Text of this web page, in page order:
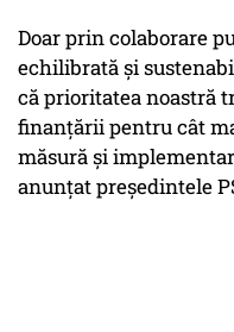
Doar prin colaborare
echilibrată și
că prioritatea noastră
finanțării pentru cât
măsură și
anunțat președintele